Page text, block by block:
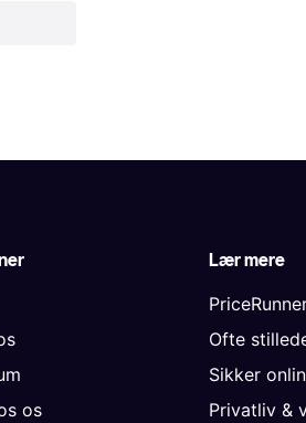
os
Lær mere
Ofte
Sikker
Privatliv &